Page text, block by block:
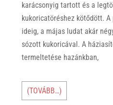
karácsonyig tartott és a
kukoricatöréshez kötődött.
ideig, a májas ludat akár
sózott kukoricával. A
termeltetése hazánkban,
(TOVÁBB…)